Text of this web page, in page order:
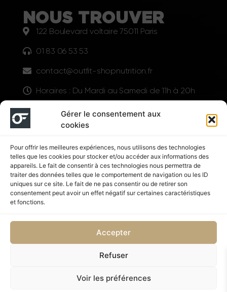
Gérer le consentement aux
cookies
Pour offrir les meilleures expériences, nous utilisons des technologies
telles que les cookies pour stocker et/ou accéder aux informations des
appareils. Le fait de consentir à ces technologies nous permettra de
traiter des données telles que le comportement de navigation ou les ID
uniques sur ce site. Le fait de ne pas consentir ou de retirer son
consentement peut avoir un effet négatif sur certaines caractéristiques
et fonctions.
Accepter
Refuser
Voir les préférences
NOUS TROUVER
122 Boulevard voltaire 75011 Paris
01 83 06 53 53
contact@outfit-shopnutrition.fr
Horaires : Du Mardi au Samedi de 11h à 20h
LIENS UTILES